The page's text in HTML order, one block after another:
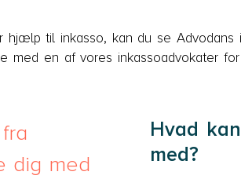
hjælp til inkasso, kan du se Advodans
med en af vores inkassoadvokater
dig med
Hvad
med?